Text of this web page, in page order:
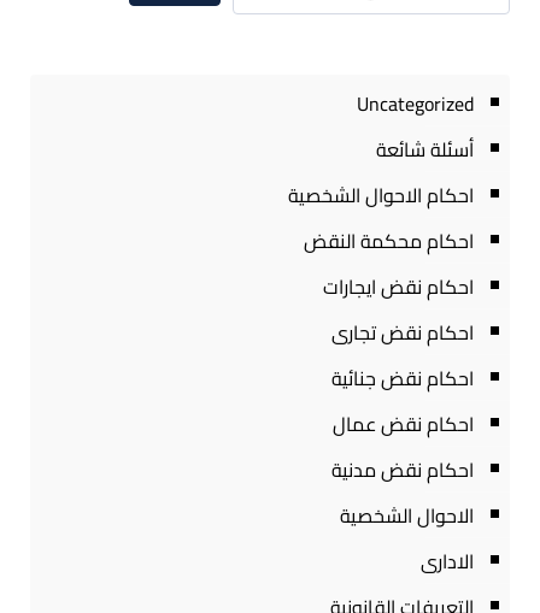
Uncategorized
أسئلة شائعة
احكام الاحوال الشخصية
احكام محكمة النقض
احكام نقض ايجارات
احكام نقض تجارى
احكام نقض جنائية
احكام نقض عمال
احكام نقض مدنية
الاحوال الشخصية
الادارى